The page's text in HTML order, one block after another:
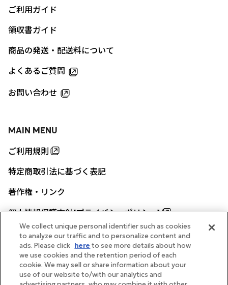
MAIN MENU
ご利用規則
特定商取引法に基づく表記
著作権・リンク
個人情報保護方針[プライバシーポリシー]
ご利用ガイド
領収書ガイド
商品の発送・配送料について
よくあるご質問
お問い合わせ
帝国ホテル公式サイト
We collect unique personal identifier such as cookies
to analyze our traffic and to personalize content and
ads. Please click here to see more details about how
we use cookies and the retention period of each
cookie. We may sell or share information about your
use of our website to/with our analytics and